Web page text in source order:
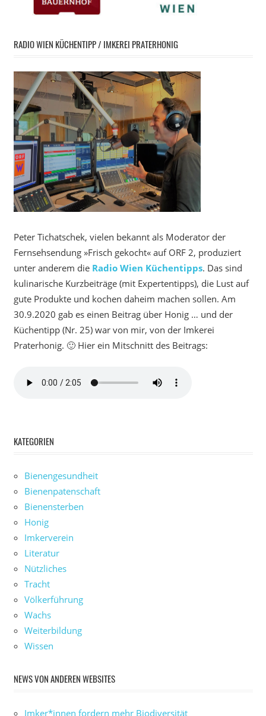
RADIO WIEN KÜCHENTIPP / IMKEREI PRATERHONIG
Peter Tichatschek, vielen bekannt als Moderator der
Fernsehsendung »Frisch gekocht« auf ORF 2, produziert
unter anderem die Radio Wien Küchentipps. Das sind
kulinarische Kurzbeiträge (mit Expertentipps), die Lust auf
gute Produkte und kochen daheim machen sollen. Am
30.9.2020 gab es einen Beitrag über Honig … und der
Küchentipp (Nr. 25) war von mir, von der Imkerei
Praterhonig. 🙂 Hier ein Mitschnitt des Beitrags:
KATEGORIEN
Bienengesundheit
Bienenpatenschaft
Bienensterben
Honig
Imkerverein
Literatur
Nützliches
Tracht
Völkerführung
Wachs
Weiterbildung
Wissen
NEWS VON ANDEREN WEBSITES
Imker*innen fordern mehr Biodiversität